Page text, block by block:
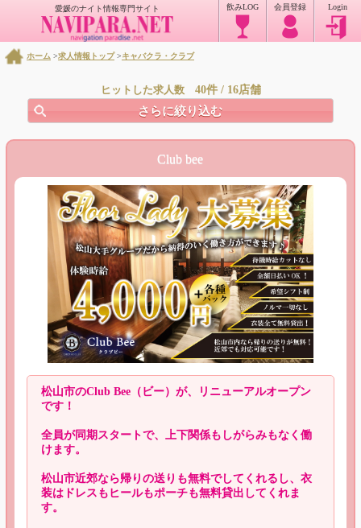
Login
会員登録
飲みLOG
愛媛のナイト情報専門サイト
ホーム >求人情報トップ>キャバクラ・クラブ
ヒットした求人数 40件 / 16店舗
さらに絞り込む
Club bee
松山市のClub Bee（ビー）が、リニューアルオープン
です！
全員が同期スタートで、上下関係もしがらみもなく働
けます。
松山市近郊なら帰りの送りも無料でしてくれるし、衣
装はドレスもヒールもポーチも無料貸出してくれま
す。